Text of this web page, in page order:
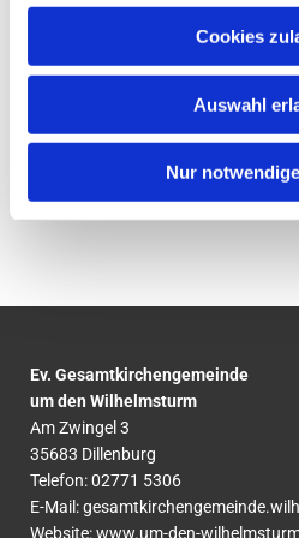
Cookies
Auswahl
Nur
Ev. Gesamtkirchengemeinde
um den Wilhelmsturm
Am Zwingel 3
35683 Dillenburg
Telefon:02771 5306
E-Mail:
Website: www.um-den-